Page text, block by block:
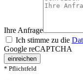
Ihre Anfrage
Ich stimme zu die
Google reCAPTCHA
einreichen
* Pflichtfeld